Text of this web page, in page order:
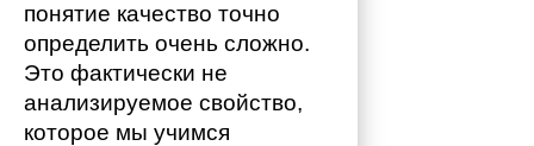
понятие качество точно
определить очень сложно.
Это фактически не
анализируемое свойство,
которое мы учимся